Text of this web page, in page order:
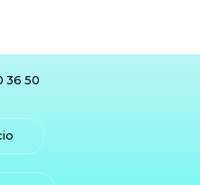
36 50